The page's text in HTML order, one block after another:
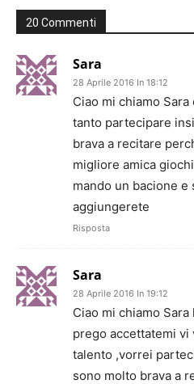
20 Commenti
Sara
28 Aprile 2016 In 18:12
Ciao mi chiamo
tanto partecipare
brava a recitare
migliore amica
mando un bacione
aggiungerete
Risposta
Sara
28 Aprile 2016 In 19:12
Ciao mi chiamo Sara
prego accettatemi
talento ,vorrei
sono molto brava a